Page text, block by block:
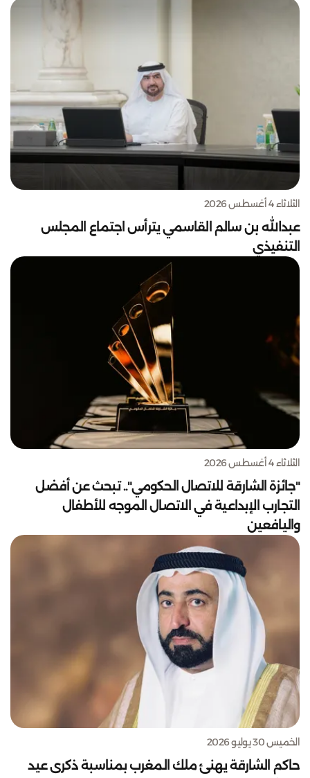
الثلاثاء 4 أغسطس 2026
عبدالله بن سالم القاسمي يترأس اجتماع المجلس
التنفيذي
الثلاثاء 4 أغسطس 2026
"جائزة الشارقة للاتصال الحكومي".. تبحث عن أفضل
التجارب الإبداعية في الاتصال الموجه للأطفال
واليافعين
الخميس 30 يوليو 2026
حاكم الشارقة يهنئ ملك المغرب بمناسبة ذكرى عيد